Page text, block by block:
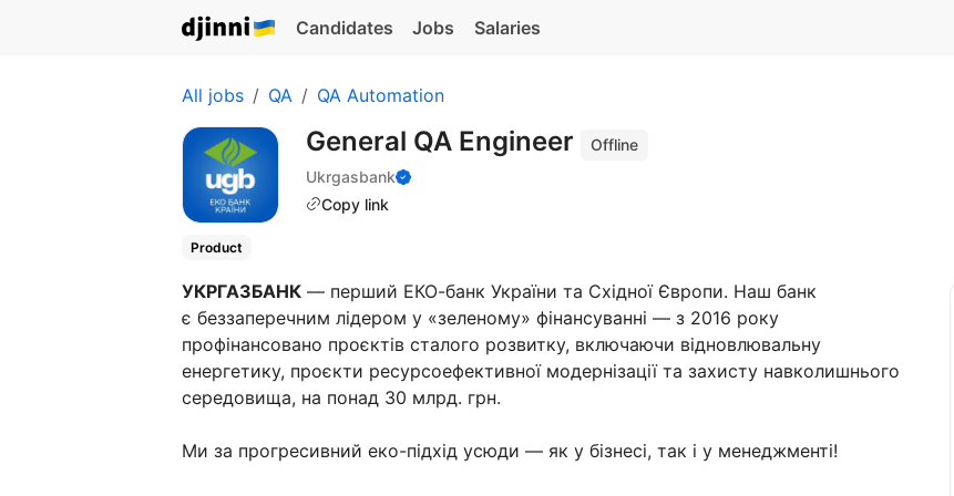
Candidates Jobs Salaries
All jobs QA QA Automation
General QA Engineer
Offline
Ukrgasbank
Copy link
Product
УКРГАЗБАНК — перший ЕКО-банк України та Східної Європи. Наш банк
є беззаперечним лідером у «зеленому» фінансуванні — з 2016 року
профінансовано проєктів сталого розвитку, включаючи відновлювальну
енергетику, проєкти ресурсоефективної модернізації та захисту навколишнього
середовища, на понад 30 млрд. грн.
Ми за прогресивний еко-підхід усюди — як у бізнесі, так і у менеджменті!